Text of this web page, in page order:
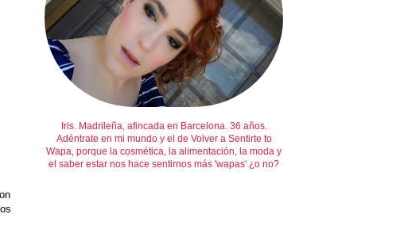
Iris. Madrileña, afincada en Barcelona. 36 años.
Adéntrate en mi mundo y el de Volver a Sentirte to
Wapa, porque la cosmética, la alimentación, la moda y
el saber estar nos hace sentirnos más 'wapas' ¿o no?